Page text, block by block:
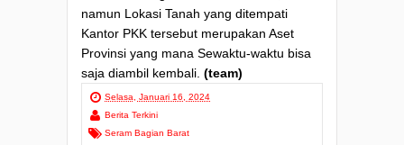
namun Lokasi Tanah yang ditempati
Kantor PKK tersebut merupakan Aset
Provinsi yang mana Sewaktu-waktu bisa
saja diambil kembali. (team)
Selasa, Januari 16, 2024
Berita Terkini
Seram Bagian Barat